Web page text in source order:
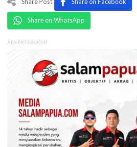
Share on WhatsApp
ADVERTISEMENT